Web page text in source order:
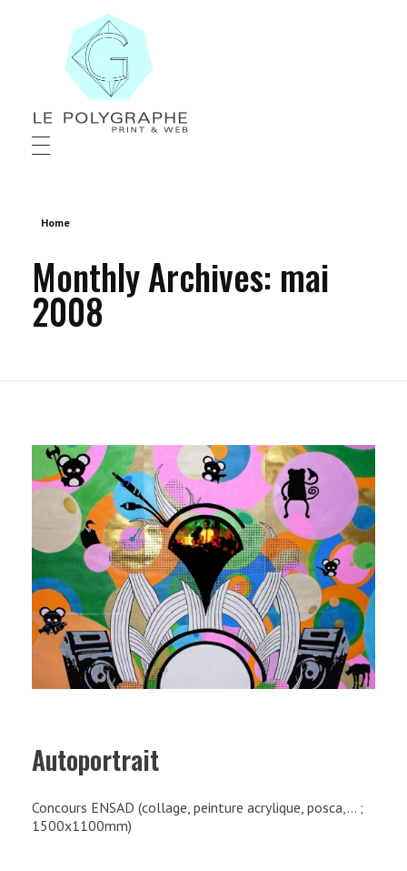
Le Polygraphe
Print & Web
Home
Monthly Archives: mai
2008
Autoportrait
Concours ENSAD (collage, peinture acrylique, posca,… ;
1500x1100mm)